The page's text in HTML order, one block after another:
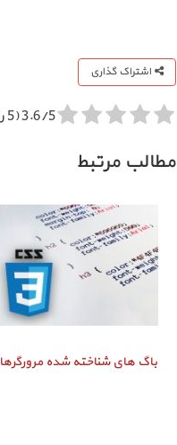
اشتراک گذاری
3.6/5 (5 رای)
مطالب مرتبط
باگ‌ های شناخته شده مرورگرها